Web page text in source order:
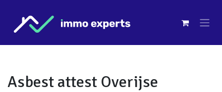
Asbest attest Overijse